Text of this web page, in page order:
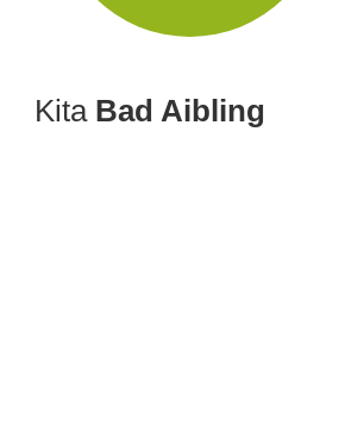
Kita Bad Aibling